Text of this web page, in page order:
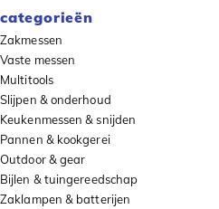
categorieën
Zakmessen
Vaste messen
Multitools
Slijpen & onderhoud
Keukenmessen & snijden
Pannen & kookgerei
Outdoor & gear
Bijlen & tuingereedschap
Zaklampen & batterijen